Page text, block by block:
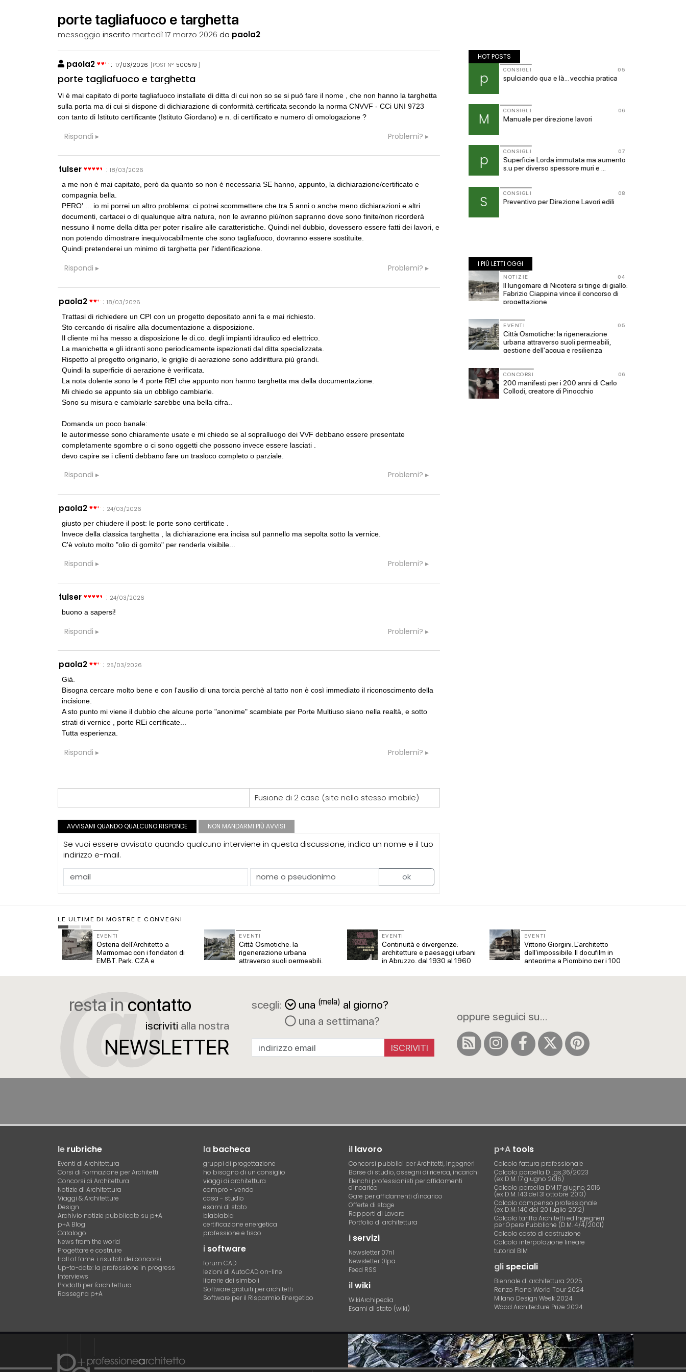
porte tagliafuoco e targhetta
messaggio inseritomartedì 17 marzo 2026 da paola2
paola2 : 17/03/2026 [POST N° 500519 ]
porte tagliafuoco e targhetta
Vi è mai capitato di porte tagliafuoco installate di ditta di cui non so se si può fare il nome , che non hanno la targhetta
sulla porta ma di cui si dispone di dichiarazione di conformità certificata secondo la norma CNVVF - CCi UNI 9723
con tanto di Istituto certificante (Istituto Giordano) e n. di certificato e numero di omologazione ?
Rispondi Problemi?
fulser :18/03/2026
a me non è mai capitato, però da quanto so non è necessaria SE hanno, appunto, la dichiarazione/certificato e
compagnia bella.
PERO' ... io mi porrei un altro problema: ci potrei scommettere che tra 5 anni o anche meno dichiarazioni e altri
documenti, cartacei o di qualunque altra natura, non le avranno più/non sapranno dove sono finite/non ricorderà
nessuno il nome della ditta per poter risalire alle caratteristiche. Quindi nel dubbio, dovessero essere fatti dei lavori, e
non potendo dimostrare inequivocabilmente che sono tagliafuoco, dovranno essere sostituite.
Quindi pretenderei un minimo di targhetta per l'identificazione.
Rispondi Problemi?
paola2 :18/03/2026
Trattasi di richiedere un CPI con un progetto depositato anni fa e mai richiesto.
Sto cercando di risalire alla documentazione a disposizione.
Il cliente mi ha messo a disposizione le di.co. degli impianti idraulico ed elettrico.
La manichetta e gli idranti sono periodicamente ispezionati dal ditta specializzata.
Rispetto al progetto originario, le griglie di aerazione sono addirittura più grandi.
Quindi la superficie di aerazione è verificata.
La nota dolente sono le 4 porte REI che appunto non hanno targhetta ma della documentazione.
Mi chiedo se appunto sia un obbligo cambiarle.
Sono su misura e cambiarle sarebbe una bella cifra..
Domanda un poco banale:
le autorimesse sono chiaramente usate e mi chiedo se al sopralluogo dei VVF debbano essere presentate
completamente sgombre o ci sono oggetti che possono invece essere lasciati .
devo capire se i clienti debbano fare un trasloco completo o parziale.
Rispondi Problemi?
paola2 : 24/03/2026
giusto per chiudere il post: le porte sono certificate .
Invece della classica targhetta , la dichiarazione era incisa sul pannello ma sepolta sotto la vernice.
C'è voluto molto "olio di gomito" per renderla visibile...
Rispondi Problemi?
fulser : 24/03/2026
buono a sapersi!
Rispondi Problemi?
paola2 : 25/03/2026
Già.
Bisogna cercare molto bene e con l'ausilio di una torcia perchè al tatto non è così immediato il riconoscimento della
incisione.
A sto punto mi viene il dubbio che alcune porte "anonime" scambiate per Porte Multiuso siano nella realtà, e sotto
strati di vernice , porte REi certificate...
Tutta esperienza.
Rispondi Problemi?
Fusione di 2 case (site nello stesso imobile)
AVVISAMI QUANDO QUALCUNO RISPONDE NON MANDARMI PIÙ AVVISI
Se vuoi essere avvisato quando qualcuno interviene in questa discussione, indica un nome e il tuo
indirizzo e-mail.
ok
HOT POSTS
spulciando qua e là... vecchia pratica
06
Manuale per direzione lavori
s.u per diverso spessore muri e ...
Preventivo per Direzione Lavori edili
a CONSIGLI
preventivo e spese accessorie
G 10
GRUPPI
Cerco un Progettista impianti per
c
D
Anche voi perdete troppo tempo con i
render?
D CONSIGLI
gradino 15cm
A
M
p 05
CONSIGLI
spulciando qua e là... vecchia pratica
M 06
CONSIGLI
Manuale per direzione lavori
p 07
CONSIGLI
Superficie Lorda immutata ma aumento
s.u per diverso spessore muri e ...
S 08
CONSIGLI
Preventivo per Direzione Lavori edili
I PIÙ LETTI OGGI
08
L'Agenzia del Demanio lancia gare per
accordi quadro da 219 milioni per servizi
di architettura
I Cantieri by LandWorks 2026,
autocostruzione e vita comunitaria in
Sardegna, a picco sul mare
11
EVENTI
Con Carlo Scarpa lungo l'Italia: tre
appuntamenti tra Palermo, Verona e
UP-TO-DATE
novità su abilitazione, competenze,
tirocini ed equo compenso
i fondatori di EMBT, Park, CZA e
04
NOTIZIE
Il lungomare di Nicotera si tinge di giallo:
Fabrizio Ciappina vince il concorso di
progettazione
05
EVENTI
Città Osmotiche: la rigenerazione
urbana attraverso suoli permeabili,
gestione dell'acqua e resilienza
06
CONCORSI
200 manifesti per i 200 anni di Carlo
Collodi, creatore di Pinocchio
LE ULTIME DI MOSTRE E CONVEGNI
EVENTI
Osteria dell'Architetto a
Marmomac con i fondatori di
EMBT, Park, CZA e
EVENTI
Città Osmotiche: la
rigenerazione urbana
attraverso suoli permeabili,
resilienza climatica
EVENTI
Continuità e divergenze:
architetture e paesaggi urbani
in Abruzzo, dal 1930 al 1960
EVENTI
Vittorio Giorgini. L'architetto
dell'impossibile. Il docufilm in
anteprima a Piombino per i 100
resta in contatto
iscriviti alla nostra
NEWSLETTER
scegli: una (mela) al giorno?
una a settimana?
ISCRIVITI
oppure seguici su...
le rubriche
Eventi di Architettura
Corsi di Formazione per Architetti
Concorsi di Architettura
Notizie di Architettura
Viaggi & Architetture
Design
Archivio notizie pubblicate su p+A
p+A Blog
Catalogo
News from the world
Progettare e costruire
Hall of fame. i risultati dei concorsi
Up-to-date: la professione in progress
Interviews
Prodotti per l'architettura
Rassegna p+A
la bacheca
gruppi di progettazione
ho bisogno di un consiglio
viaggi di architettura
compro - vendo
casa - studio
esami di stato
blablabla
certificazione energetica
professione e fisco
i software
forum CAD
lezioni di AutoCAD on-line
librerie dei simboli
Software gratuiti per architetti
Software per il Risparmio Energetico
il lavoro
Concorsi pubblici per Architetti, Ingegneri
Borse di studio, assegni di ricerca, incarichi
Elenchi professionisti per affidamenti
d'incarico
Gare per affidamenti d'incarico
Offerte di stage
Rapporti di Lavoro
Portfolio di architettura
i servizi
Newsletter 07nl
Newsletter 01pa
Feed RSS
ilwiki
WikiArchipedia
Esami di stato (wiki)
p+A tools
Calcolo fattura professionale
Calcolo parcella D.Lgs.36/2023
(ex D.M. 17 giugno 2016)
Calcolo parcella DM 17 giugno 2016
(ex D.M. 143 del 31 ottobre 2013)
Calcolo compenso professionale
(ex D.M. 140 del 20 luglio 2012)
Calcolo tariffa Architetti ed Ingegneri
per Opere Pubbliche (D.M. 4/4/2001)
Calcolo costo di costruzione
Calcolo interpolazione lineare
tutorial BIM
gli speciali
Biennale di architettura 2025
Renzo Piano World Tour 2024
Milano Design Week 2024
Wood Architecture Prize 2024